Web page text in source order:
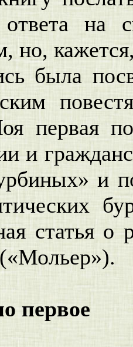
ответа на
но,
была
первая
и
и
статья о
первое